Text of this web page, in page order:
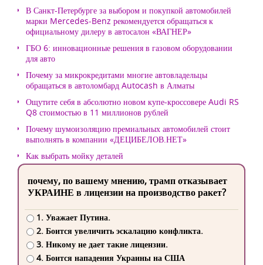
В Санкт-Петербурге за выбором и покупкой автомобилей
марки Mercedes-Benz рекомендуется обращаться к
официальному дилеру в автосалон «ВАГНЕР»
ГБО 6: инновационные решения в газовом оборудовании
для авто
Почему за микрокредитами многие автовладельцы
обращаться в автоломбард Autocash в Алматы
Ощутите себя в абсолютно новом купе-кроссовере Audi RS
Q8 стоимостью в 11 миллионов рублей
Почему шумоизоляцию премиальных автомобилей стоит
выполнять в компании «ДЕЦИБЕЛОВ.НЕТ»
Как выбрать мойку деталей
почему, по вашему мнению, трамп отказывает
УКРАИНЕ в лицензии на производство ракет?
1. Уважает Путина.
2. Боится увеличить эскалацию конфликта.
3. Никому не дает такие лицензии.
4. Боится нападения Украины на США